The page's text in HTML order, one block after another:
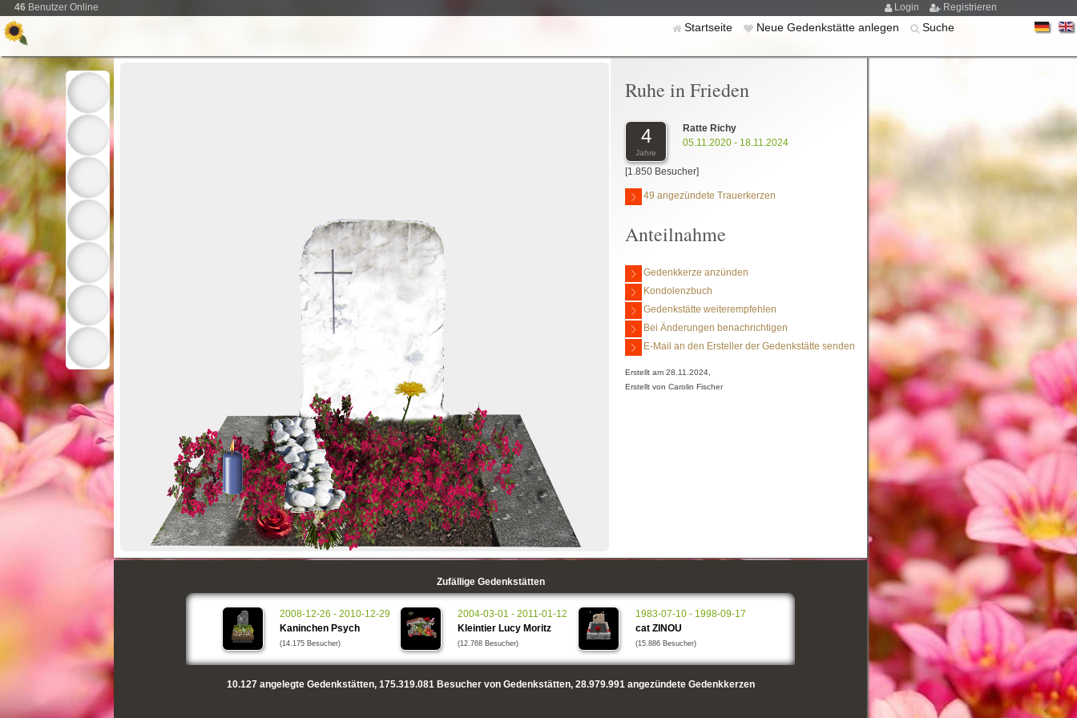
46 Benutzer Online Login Registrieren
Startseite Neue Gedenkstätte anlegen Suche
Ruhe in Frieden
4
Jahre
Ratte Richy
05.11.2020 - 18.11.2024
[1.850 Besucher]
49 angezündete Trauerkerzen
Anteilnahme
Gedenkkerze anzünden
Kondolenzbuch
Gedenkstätte weiterempfehlen
Bei Änderungen benachrichtigen
E-Mail an den Ersteller der Gedenkstätte senden
Erstellt am 28.11.2024,
Erstellt von Carolin Fischer
Zufällige Gedenkstätten
2008-12-26 - 2010-12-29
Kaninchen Psych
(14.175 Besucher)
2004-03-01 - 2011-01-12
Kleintier Lucy Moritz
(12.768 Besucher)
1983-07-10 - 1998-09-17
cat ZINOU
(15.886 Besucher)
10.127angelegte Gedenkstätten, 175.319.081Besucher von Gedenkstätten, 28.979.991angezündete Gedenkkerzen